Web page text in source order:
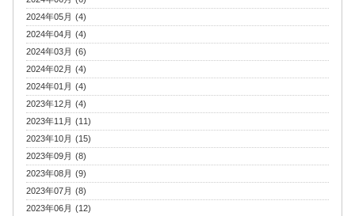
2024年05月 (4)
2024年04月 (4)
2024年03月 (6)
2024年02月 (4)
2024年01月 (4)
2023年12月 (4)
2023年11月 (11)
2023年10月 (15)
2023年09月 (8)
2023年08月 (9)
2023年07月 (8)
2023年06月 (12)